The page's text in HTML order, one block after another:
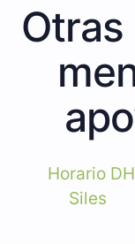
Horario
Siles